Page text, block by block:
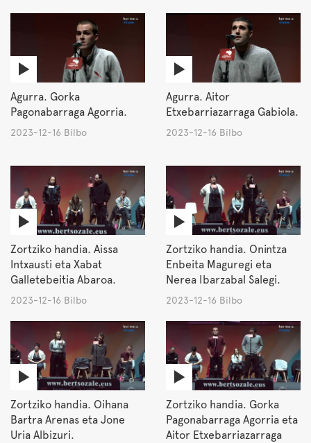
Agurra. Gorka
Pagonabarraga Agorria.
2023-12-16 Bilbo
Agurra. Aitor
Etxebarriazarraga Gabiola.
2023-12-16 Bilbo
Zortziko handia. Aissa
Intxausti eta Xabat
Galletebeitia Abaroa.
2023-12-16 Bilbo
Zortziko handia. Onintza
Enbeita Maguregi eta
Nerea Ibarzabal Salegi.
2023-12-16 Bilbo
Zortziko handia. Oihana
Bartra Arenas eta Jone
Uria Albizuri.
Zortziko handia. Gorka
Pagonabarraga Agorria eta
Aitor Etxebarriazarraga